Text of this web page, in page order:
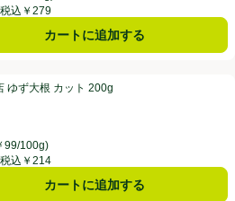
税込￥279
カートに追加する
点。
ゆず大根 カット 200g
99/100g)
税込￥214
カートに追加する